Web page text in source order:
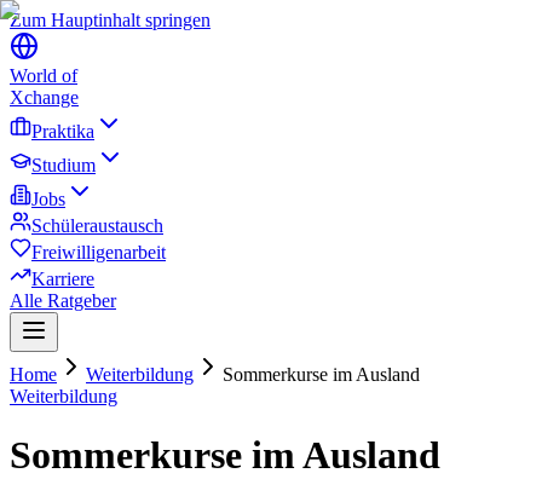
Zum Hauptinhalt springen
World of
Xchange
Praktika
Studium
Jobs
Schüleraustausch
Freiwilligenarbeit
Karriere
Alle Ratgeber
Home Weiterbildung
Sommerkurse im Ausland
Weiterbildung
Sommerkurse im Ausland